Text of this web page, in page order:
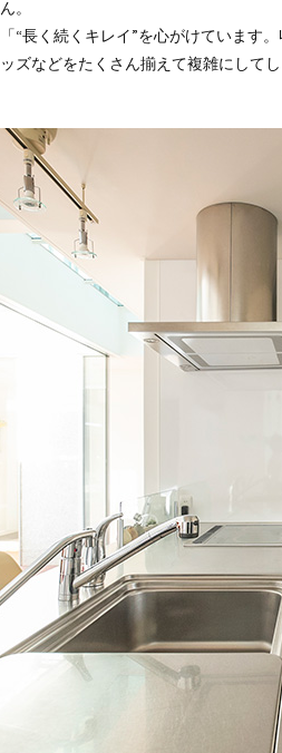
ん。
「“長く続くキレイ”を心がけています
ッズなどをたくさん揃えて複雑にしてし